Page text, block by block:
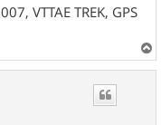
VTTAE TREK, GPS
a